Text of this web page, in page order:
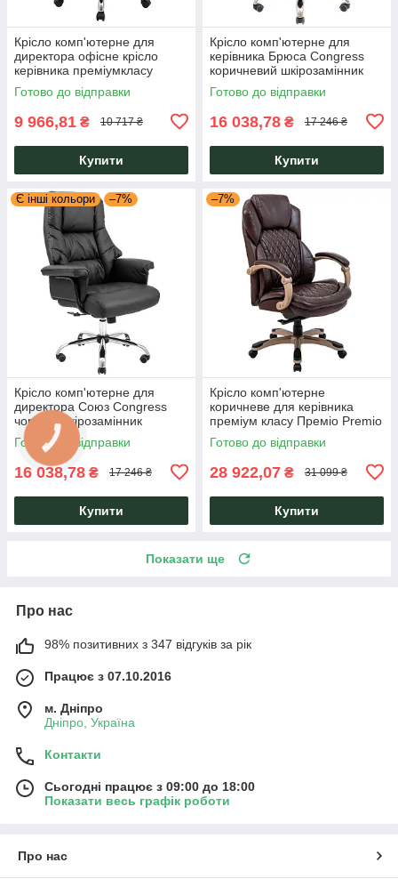
Крісло комп'ютерне для
директора офісне крісло
керівника преміумкласу
Бронкс Bronx Richman
Готово до відправки
9 966,81 ₴ 10 717 ₴
Купити
Крісло комп'ютерне для
керівника Брюса Congress
коричневий шкірозамінник
хром ТМ Richman
Готово до відправки
16 038,78 ₴ 17 246 ₴
Купити
Є інші кольори –7%
Крісло комп'ютерне для
директора Союз Congress
чорний шкірозамінник
Richman
Готово до відправки
16 038,78 ₴ 17 246 ₴
Купити
–7%
Крісло комп'ютерне
коричневе для керівника
преміум класу Преміо Premio
оббивка шкіра спліт Richman
Готово до відправки
28 922,07 ₴ 31 099 ₴
Купити
Показати ще
Про нас
98% позитивних з 347 відгуків за рік
Працює з 07.10.2016
м. Дніпро
Дніпро, Україна
Контакти
Сьогодні працює з 09:00 до 18:00
Показати весь графік роботи
Про нас